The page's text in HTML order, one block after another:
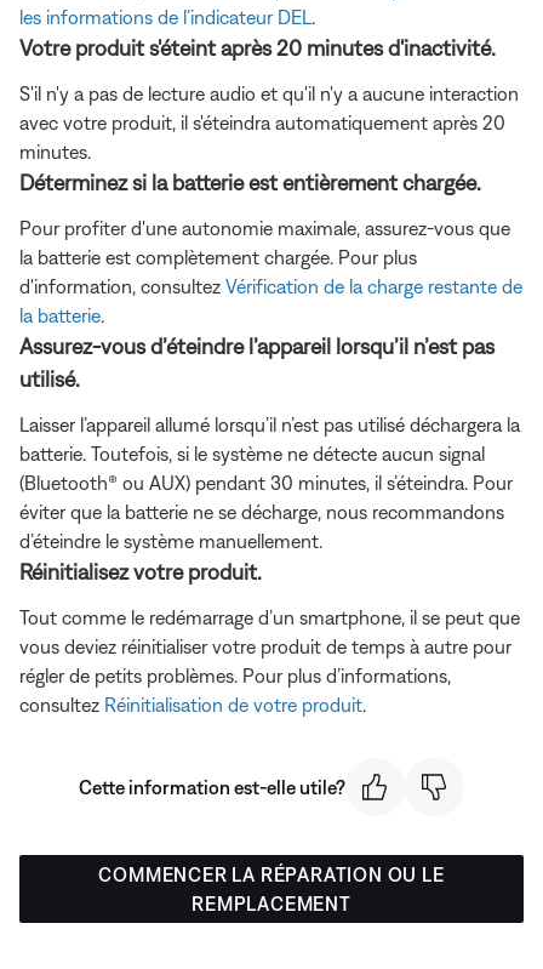
les informations de l’indicateur DEL
Votre produit s'éteint après 20 minutes d'inactivité.
S'il n'y a pas de lecture audio et qu'il n'y a aucune interaction
avec votre produit, il s'éteindra automatiquement après 20
minutes.
Déterminez si la batterie est entièrement chargée.
Pour profiter d'une autonomie maximale, assurez-vous que
la batterie est complètement chargée. Pour plus
d'information, consultez Vérification de la charge restante de
la batterie
Assurez-vous d’éteindre l’appareil lorsqu’il n’est pas
utilisé.
Laisser l’appareil allumé lorsqu’il n’est pas utilisé déchargera la
batterie. Toutefois, si le système ne détecte aucun signal
(Bluetooth® ou AUX) pendant 30 minutes, il s’éteindra. Pour
éviter que la batterie ne se décharge, nous recommandons
d’éteindre le système manuellement.
Réinitialisez votre produit.
Tout comme le redémarrage d’un smartphone, il se peut que
vous deviez réinitialiser votre produit de temps à autre pour
régler de petits problèmes. Pour plus d’informations,
consultez Réinitialisation de votre produit
Cette information est-elle utile?
COMMENCER LA RÉPARATION OU LE
REMPLACEMENT